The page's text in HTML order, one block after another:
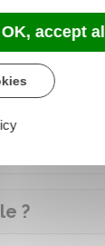
être
qui
?
OK, accept all